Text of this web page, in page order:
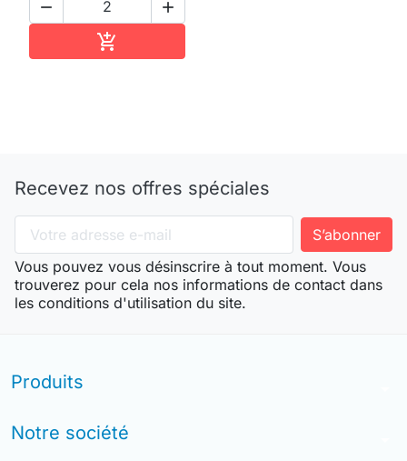
 

Recevez nos offres spéciales
Vous pouvez vous désinscrire à tout moment. Vous
trouverez pour cela nos informations de contact dans
les conditions d'utilisation du site.
Produits
Notre société